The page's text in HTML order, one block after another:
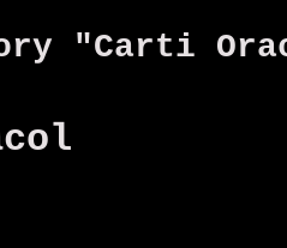
"Carti